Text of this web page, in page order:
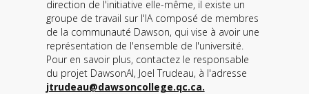
direction de l'initiative elle-même, il existe un
groupe de travail sur l'IA composé de membres
de la communauté Dawson, qui vise à avoir une
représentation de l'ensemble de l'université.
Pour en savoir plus, contactez le responsable
du projet DawsonAI, Joel Trudeau, à l'adresse
jtrudeau@dawsoncollege.qc.ca.